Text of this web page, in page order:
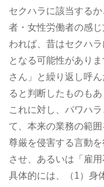
セクハラに該当する
者・女性労働者の感
われば、昔はセクハ
となる可能性があり
さん」と繰り返し呼
ると判断したものもあ
これに対し、パワハ
て、本来の業務の範
尊厳を侵害する言動
させ、あるいは「雇
具体的には、（1）身